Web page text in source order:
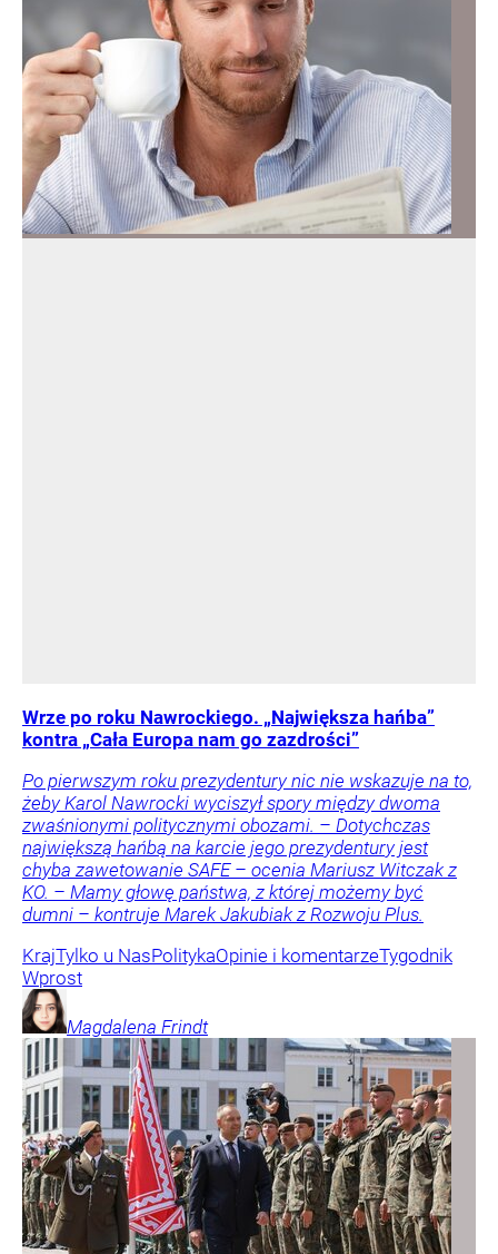
Wrze po roku Nawrockiego. „Największa hańba”
kontra „Cała Europa nam go zazdrości”
Po pierwszym roku prezydentury nic nie wskazuje na to,
żeby Karol Nawrocki wyciszył spory między dwoma
zwaśnionymi politycznymi obozami. – Dotychczas
największą hańbą na karcie jego prezydentury jest
chyba zawetowanie SAFE – ocenia Mariusz Witczak z
KO. – Mamy głowę państwa, z której możemy być
dumni – kontruje Marek Jakubiak z Rozwoju Plus.
KrajTylko u NasPolitykaOpinie i komentarzeTygodnik
Wprost
Magdalena Frindt